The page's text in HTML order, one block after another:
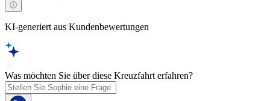
KI-generiert aus Kundenbewertungen
Was möchten Sie über diese Kreuzfahrt erfahren?